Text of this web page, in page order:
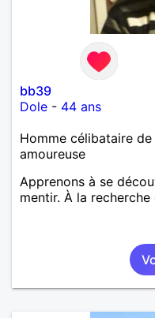
bb39
Dole - 44 ans
Homme célibataire
amoureuse
Apprenons à se
mentir. À la